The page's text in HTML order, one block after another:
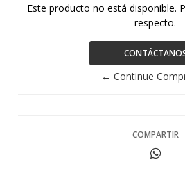
Este producto no está disponible.
respecto.
← Continue
COMPARTIR